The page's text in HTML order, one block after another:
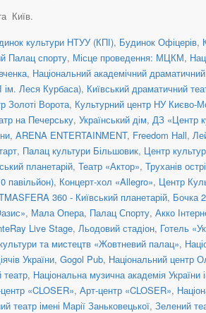
Київ.
культури НТУУ (КПІ), Будинок Офіцерів,
Палац спорту, Місце проведення: МЦКМ,
, Національний академічний
ім. Леся Курбаса), Київський драматичний
Золоті Ворота, Культурний центр НУ Києво-
на Печерську, Український дім, ДЗ «Центр
, ARENA ENTERTAINMENT, Freedom Hall,
, Палац культури Більшовик, Центр
планетарій, Театр «Актор», Труханів
павільйон), Концерт-хол «Allegro», Центр
360 - Київський планетарій, Бочка
, Мала Опера, Палац Спорту, Акко
Live Stage, Льодовий стадіон, Готель
та мистецтв «Жовтневий палац»,
України, Gogol Pub, Національний центр
театр, Національна музична академія
«CLOSER», Арт-центр «CLOSER»,
театр імені Марії Заньковецької, Зелений